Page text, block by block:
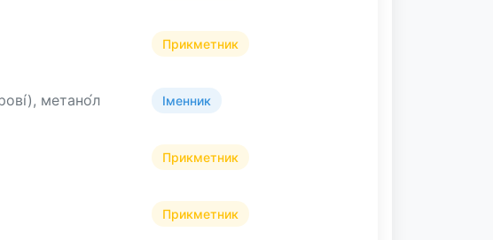
Прикметник
метано́л Іменник
Прикметник
Прикметник